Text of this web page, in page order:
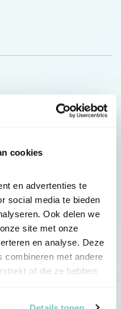
cookies
en advertenties te
social media te bieden
Ook delen we
site met onze
en analyse. Deze
combineren met andere
of die ze hebben
acties en tips